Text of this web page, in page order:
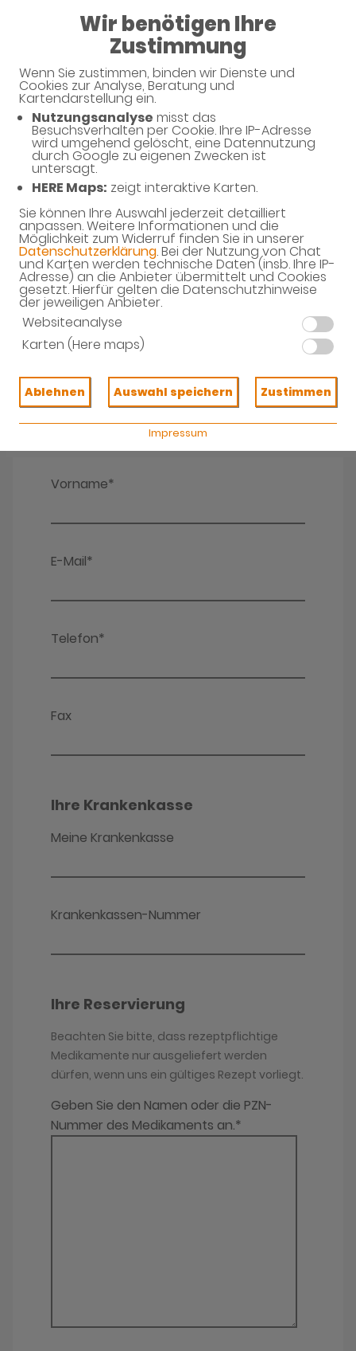
Wir benötigen Ihre
Zustimmung
Wenn Sie zustimmen, binden wir Dienste und
Cookies zur Analyse, Beratung und
Kartendarstellung ein.
Nutzungsanalyse misst das
Besuchsverhalten per Cookie. Ihre IP-Adresse
wird umgehend gelöscht, eine Datennutzung
durch Google zu eigenen Zwecken ist
untersagt.
HERE Maps: zeigt interaktive Karten.
Sie können Ihre Auswahl jederzeit detailliert
anpassen. Weitere Informationen und die
Möglichkeit zum Widerruf finden Sie in unserer
Datenschutzerklärung. Bei der Nutzung von Chat
und Karten werden technische Daten (insb. Ihre IP-
Adresse) an die Anbieter übermittelt und Cookies
gesetzt. Hierfür gelten die Datenschutzhinweise
der jeweiligen Anbieter.
Websiteanalyse
Karten (Here maps)
Ablehnen Auswahl speichern Zustimmen
Impressum
08:00 - 12:30
14:30 - 18:30
Sonnen-Apotheke
Unverbindliche Arzneimittel-
Reservierung
Sonnen-Apotheke
Sudetenstr. 53 a, 82515 Wolfratshausen
Eine Bearbeitung und Abholung der unverbindlichen
Arzneimittel-Reservierung ist nur während der
Öffnungszeiten möglich.